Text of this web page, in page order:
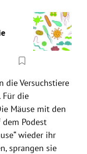
die Versuchstiere
Für die
Mäuse mit den
Podest
wieder ihr
sprangen sie